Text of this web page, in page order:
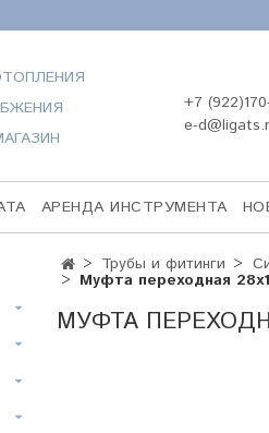
+7
e-
АРЕНДА ИНСТРУМЕНТА
Трубы и фитинги
Муфта переходная
МУФТА